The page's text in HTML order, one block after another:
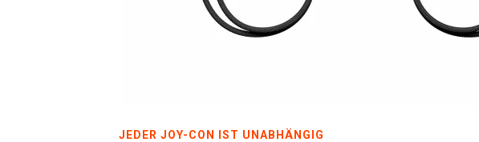
JEDER JOY-CON IST UNABHÄNGIG